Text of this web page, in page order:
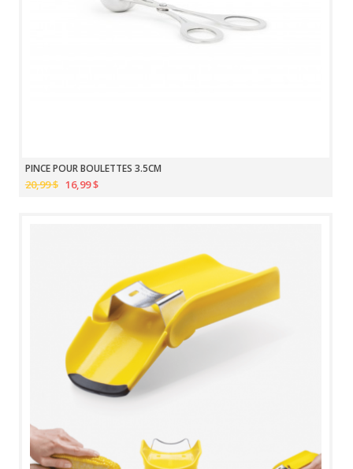
PINCE POUR BOULETTES 3.5CM
20,99 $ 16,99 $